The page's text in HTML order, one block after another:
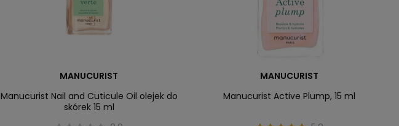
MANUCURIST
Manucurist Nail and Cuticule Oil olejek do
skórek 15 ml
MANUCURIST
Manucurist Active Plump, 15 ml